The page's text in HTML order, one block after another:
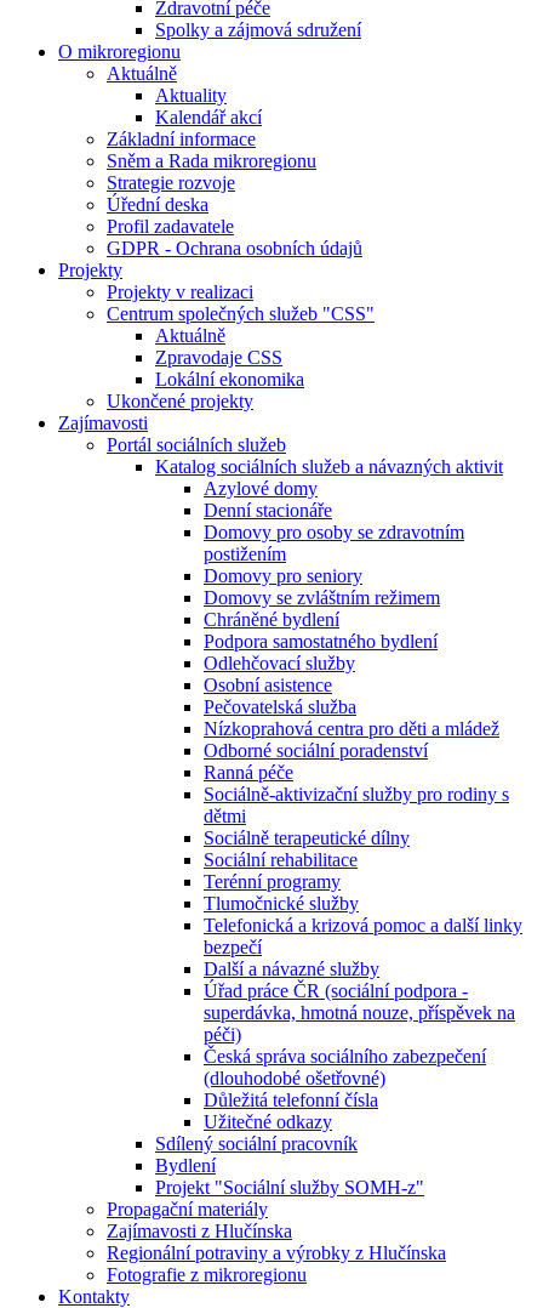
Zdravotní péče
Spolky a zájmová sdružení
O mikroregionu
Aktuálně
Aktuality
Kalendář akcí
Základní informace
Sněm a Rada mikroregionu
Strategie rozvoje
Úřední deska
Profil zadavatele
GDPR - Ochrana osobních údajů
Projekty
Projekty v realizaci
Centrum společných služeb "CSS"
Aktuálně
Zpravodaje CSS
Lokální ekonomika
Ukončené projekty
Zajímavosti
Portál sociálních služeb
Katalog sociálních služeb a návazných aktivit
Azylové domy
Denní stacionáře
Domovy pro osoby se zdravotním
postižením
Domovy pro seniory
Domovy se zvláštním režimem
Chráněné bydlení
Podpora samostatného bydlení
Odlehčovací služby
Osobní asistence
Pečovatelská služba
Nízkoprahová centra pro děti a mládež
Odborné sociální poradenství
Ranná péče
Sociálně-aktivizační služby pro rodiny s
dětmi
Sociálně terapeutické dílny
Sociální rehabilitace
Terénní programy
Tlumočnické služby
Telefonická a krizová pomoc a další linky
bezpečí
Další a návazné služby
Úřad práce ČR (sociální podpora -
superdávka, hmotná nouze, příspěvek na
péči)
Česká správa sociálního zabezpečení
(dlouhodobé ošetřovné)
Důležitá telefonní čísla
Užitečné odkazy
Sdílený sociální pracovník
Bydlení
Projekt "Sociální služby SOMH-z"
Propagační materiály
Zajímavosti z Hlučínska
Regionální potraviny a výrobky z Hlučínska
Fotografie z mikroregionu
Kontakty